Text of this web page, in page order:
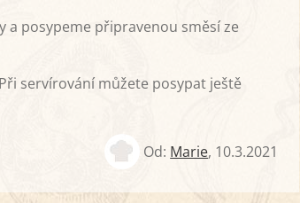
a posypeme připravenou směsí ze
servírování můžete posypat ještě
Od: Marie, 10.3.2021